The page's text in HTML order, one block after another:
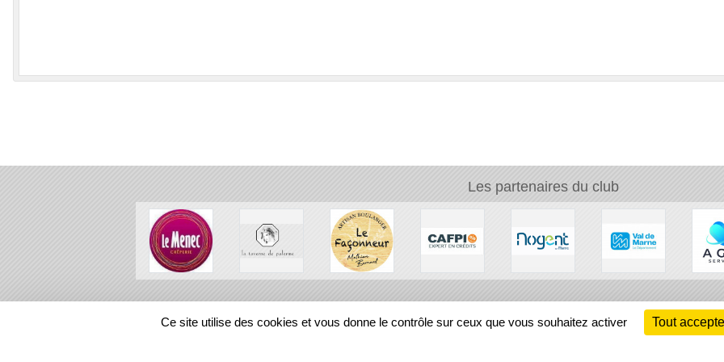
Les partenaires du club
REGIONS
Ce site utilise des cookies et vous donne le contrôle sur ceux que vous souhaitez activer Tout